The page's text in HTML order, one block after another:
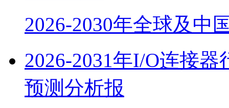
2026-2030年全球及中
2026-2031年I/O连接
预测分析报